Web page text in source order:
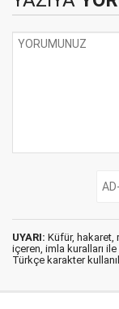
UYARI: Küfür, hakaret,
içeren, imla kuralları
Türkçe karakter